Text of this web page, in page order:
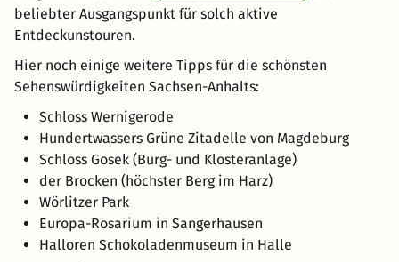
beliebter Ausgangspunkt für solch aktive
Entdeckunstouren.
Hier noch einige weitere Tipps für die schönsten
Sehenswürdigkeiten Sachsen-Anhalts:
Schloss Wernigerode
Hundertwassers Grüne Zitadelle von Magdeburg
Schloss Gosek (Burg- und Klosteranlage)
der Brocken (höchster Berg im Harz)
Wörlitzer Park
Europa-Rosarium in Sangerhausen
Halloren Schokoladenmuseum in Halle